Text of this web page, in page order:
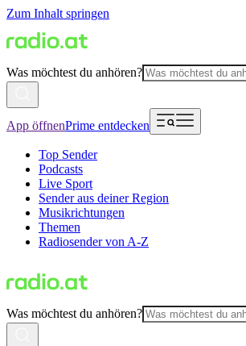
Zum Inhalt springen
Was möchtest du anhören?
App öffnenPrime entdecken
Top Sender
Podcasts
Live Sport
Sender aus deiner Region
Musikrichtungen
Themen
Radiosender von A-Z
Was möchtest du anhören?